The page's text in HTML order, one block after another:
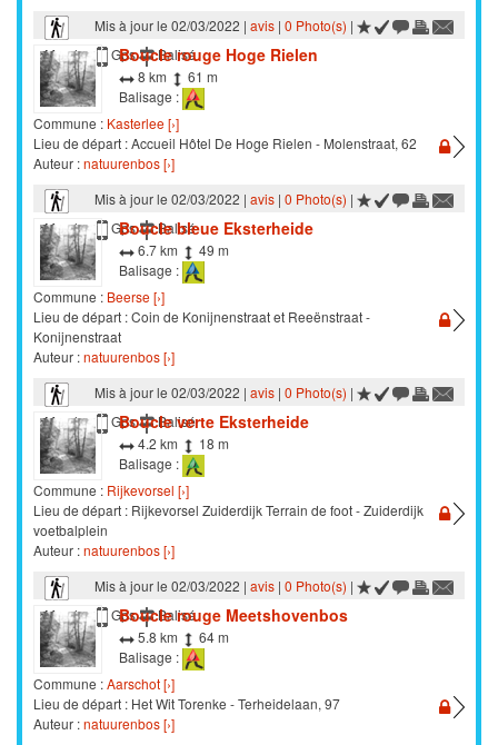
Mis à jour le 02/03/2022 | avis| 0 Photo(s) |
Marche
Gps Balisé
Boucle rouge Hoge Rielen
8 km
61 m
Balisage :
Commune : Kasterlee [›]
Lieu de départ : Accueil Hôtel De Hoge Rielen - Molenstraat, 62
Auteur :natuurenbos [›]
Mis à jour le 02/03/2022 | avis| 0 Photo(s) |
Marche
Gps Balisé
Boucle bleue Eksterheide
6.7 km
49 m
Balisage :
Commune : Beerse [›]
Lieu de départ : Coin de Konijnenstraat et Reeënstraat -
Konijnenstraat
Auteur :natuurenbos [›]
Mis à jour le 02/03/2022 | avis| 0 Photo(s) |
Marche
Gps Balisé
Boucle verte Eksterheide
4.2 km
18 m
Balisage :
Commune : Rijkevorsel [›]
Lieu de départ : Rijkevorsel Zuiderdijk Terrain de foot - Zuiderdijk
voetbalplein
Auteur :natuurenbos [›]
Mis à jour le 02/03/2022 | avis| 0 Photo(s) |
Marche
Gps Balisé
Boucle rouge Meetshovenbos
5.8 km
64 m
Balisage :
Commune :Aarschot [›]
Lieu de départ : Het Wit Torenke - Terheidelaan, 97
Auteur :natuurenbos [›]